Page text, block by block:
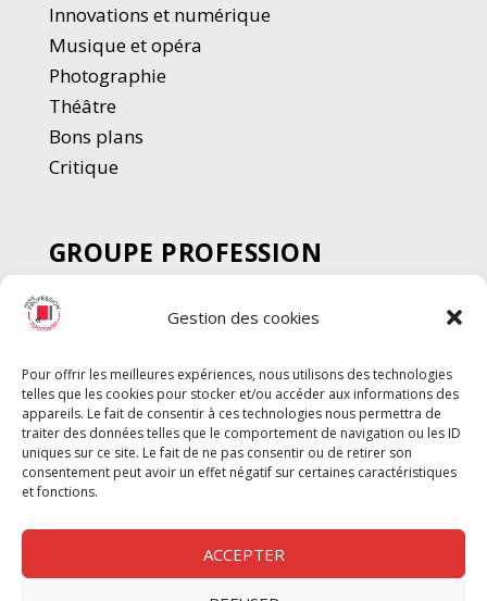
Gestion des cookies
Pour offrir les meilleures expériences, nous utilisons des technologies
telles que les cookies pour stocker et/ou accéder aux informations des
appareils. Le fait de consentir à ces technologies nous permettra de
traiter des données telles que le comportement de navigation ou les ID
uniques sur ce site. Le fait de ne pas consentir ou de retirer son
consentement peut avoir un effet négatif sur certaines caractéristiques
et fonctions.
ACCEPTER
Innovations et numérique
Musique et opéra
Photographie
Théâtre
Bons plans
Critique
GROUPE PROFESSION
SPECTACLE
Chèque Intermittents
Chèque Compta
Chèque Emploi Spectacle
G-Pods
Profession Audio-visuel